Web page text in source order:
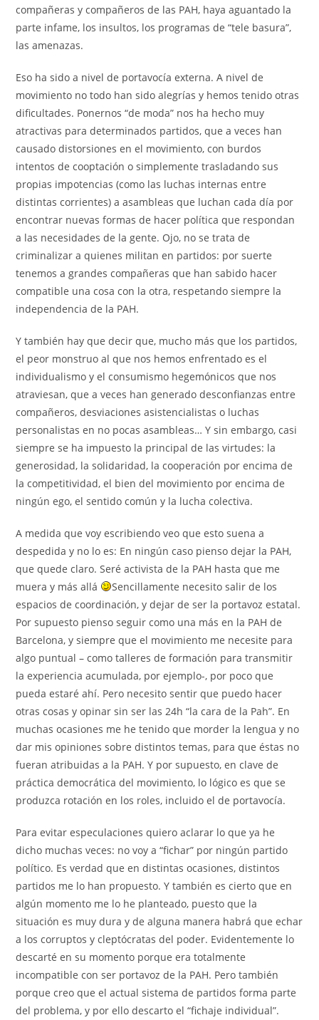
compañeras y compañeros de las PAH, haya aguantado la
parte infame, los insultos, los programas de “tele basura”,
las amenazas.
Eso ha sido a nivel de portavocía externa. A nivel de
movimiento no todo han sido alegrías y hemos tenido otras
dificultades. Ponernos “de moda” nos ha hecho muy
atractivas para determinados partidos, que a veces han
causado distorsiones en el movimiento, con burdos
intentos de cooptación o simplemente trasladando sus
propias impotencias (como las luchas internas entre
distintas corrientes) a asambleas que luchan cada día por
encontrar nuevas formas de hacer política que respondan
a las necesidades de la gente. Ojo, no se trata de
criminalizar a quienes militan en partidos: por suerte
tenemos a grandes compañeras que han sabido hacer
compatible una cosa con la otra, respetando siempre la
independencia de la PAH.
Y también hay que decir que, mucho más que los partidos,
el peor monstruo al que nos hemos enfrentado es el
individualismo y el consumismo hegemónicos que nos
atraviesan, que a veces han generado desconfianzas entre
compañeros, desviaciones asistencialistas o luchas
personalistas en no pocas asambleas… Y sin embargo, casi
siempre se ha impuesto la principal de las virtudes: la
generosidad, la solidaridad, la cooperación por encima de
la competitividad, el bien del movimiento por encima de
ningún ego, el sentido común y la lucha colectiva.
A medida que voy escribiendo veo que esto suena a
despedida y no lo es: En ningún caso pienso dejar la PAH,
que quede claro. Seré activista de la PAH hasta que me
muera y más allá
Sencillamente necesito salir de los
espacios de coordinación, y dejar de ser la portavoz estatal.
Por supuesto pienso seguir como una más en la PAH de
Barcelona, y siempre que el movimiento me necesite para
algo puntual – como talleres de formación para transmitir
la experiencia acumulada, por ejemplo-, por poco que
pueda estaré ahí. Pero necesito sentir que puedo hacer
otras cosas y opinar sin ser las 24h “la cara de la Pah”. En
muchas ocasiones me he tenido que morder la lengua y no
dar mis opiniones sobre distintos temas, para que éstas no
fueran atribuidas a la PAH. Y por supuesto, en clave de
práctica democrática del movimiento, lo lógico es que se
produzca rotación en los roles, incluido el de portavocía.
Para evitar especulaciones quiero aclarar lo que ya he
dicho muchas veces: no voy a “fichar” por ningún partido
político. Es verdad que en distintas ocasiones, distintos
partidos me lo han propuesto. Y también es cierto que en
algún momento me lo he planteado, puesto que la
situación es muy dura y de alguna manera habrá que echar
a los corruptos y cleptócratas del poder. Evidentemente lo
descarté en su momento porque era totalmente
incompatible con ser portavoz de la PAH. Pero también
porque creo que el actual sistema de partidos forma parte
del problema, y por ello descarto el “fichaje individual”.